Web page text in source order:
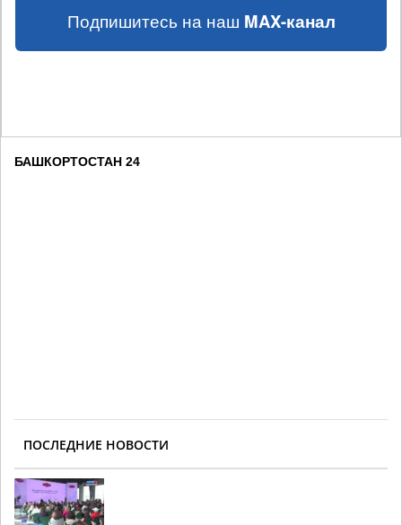
Подпишитесь на наш MAX-канал
БАШКОРТОСТАН 24
ПОСЛЕДНИЕ НОВОСТИ